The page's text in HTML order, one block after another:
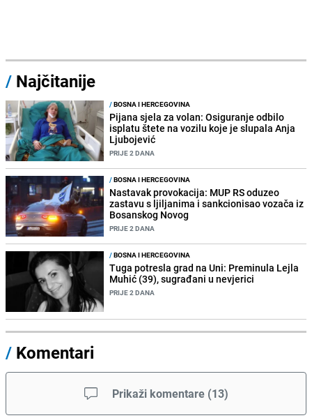
/ Najčitanije
/BOSNA I HERCEGOVINA
Pijana sjela za volan: Osiguranje odbilo
isplatu štete na vozilu koje je slupala Anja
Ljubojević
PRIJE 2 DANA
/BOSNA I HERCEGOVINA
Nastavak provokacija: MUP RS oduzeo
zastavu s ljiljanima i sankcionisao vozača iz
Bosanskog Novog
PRIJE 2 DANA
/BOSNA I HERCEGOVINA
Tuga potresla grad na Uni: Preminula Lejla
Muhić (39), sugrađani u nevjerici
PRIJE 2 DANA
/ Komentari
Prikaži komentare (13)